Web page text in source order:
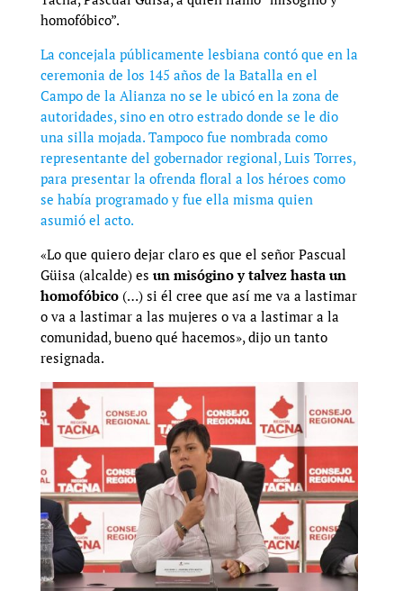
homofóbico”.
La concejala públicamente lesbiana contó que en la
ceremonia de los 145 años de la Batalla en el
Campo de la Alianza no se le ubicó en la zona de
autoridades, sino en otro estrado donde se le dio
una silla mojada. Tampoco fue nombrada como
representante del gobernador regional, Luis Torres,
para presentar la ofrenda floral a los héroes como
se había programado y fue ella misma quien
asumió el acto.
«Lo que quiero dejar claro es que el señor Pascual
Güisa (alcalde) es un misógino y talvez hasta un
homofóbico (…) si él cree que así me va a lastimar
o va a lastimar a las mujeres o va a lastimar a la
comunidad, bueno qué hacemos», dijo un tanto
resignada.